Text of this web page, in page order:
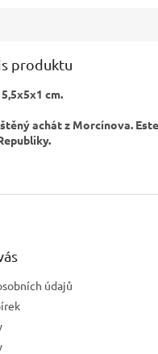
produktu
cm.
achát z Morcínova.
údajů